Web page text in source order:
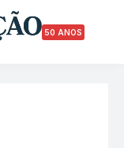
50 ANOS